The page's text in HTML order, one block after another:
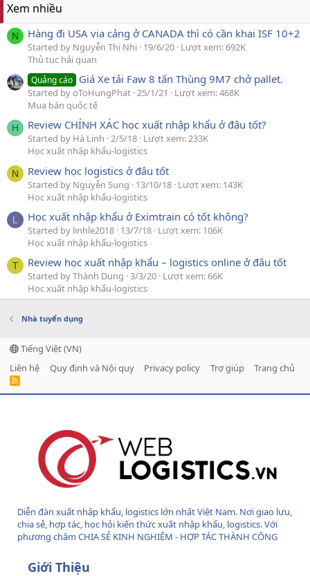
Xem nhiều
N Hàng đi USA via cảng ở CANADA thì có cần khai ISF 10+2
Started by Nguyễn Thị Nhi 19/6/20 Lượt xem: 692K
Thủ tục hải quan
Quảng cáo Giá Xe tải Faw 8 tấn Thùng 9M7 chở pallet.
Started by oToHungPhat 25/1/21
Lượt xem: 468K
Mua bán quốc tế
H Review CHÍNH XÁC học xuất nhập khẩu ở đâu tốt?
Started by Hà Linh 2/5/18 Lượt xem: 233K
Học xuất nhập khẩu-logistics
N Review học logistics ở đâu tốt
Started by Nguyễn Sung 13/10/18 Lượt xem: 143K
Học xuất nhập khẩu-logistics
L Học xuất nhập khẩu ở Eximtrain có tốt không?
Started by linhle2018 13/7/18 Lượt xem: 106K
Học xuất nhập khẩu-logistics
T Review học xuất nhập khẩu – logistics online ở đâu tốt
Started by Thành Dung 3/3/20 Lượt xem: 66K
Học xuất nhập khẩu-logistics
Nhà tuyển dụng
Tiếng Việt (VN)
Liên hệ
Quy định và Nội quy Privacy policy Trợ giúp Trang chủ
R
Diễn đàn xuất nhập khẩu, logistics lớn nhất Việt Nam. Nơi giao lưu,
chia sẻ, hợp tác, học hỏi kiến thức xuất nhập khẩu, logistics. Với
phương châm CHIA SẺ KINH NGHIỆM - HỢP TÁC THÀNH CÔNG
Giới Thiệu